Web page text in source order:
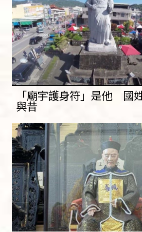
「廟宇護身符」是他 國
與昔